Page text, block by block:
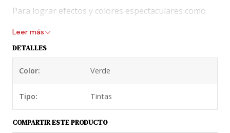
Para lograr efectos y colores espectaculares como
dañar componentes de plumas vintages.
Recomendamos el aseo adecuado de tu pluma (lavar
mecanismos internos.
No tengas miedo a usar esta tinta en tu pluma, pero
tampoco te confíes. Lava tu pluma al menos una vez
Leer más
DETALLES
Color: Verde
Tipo: Tintas
COMPARTIR ESTE PRODUCTO